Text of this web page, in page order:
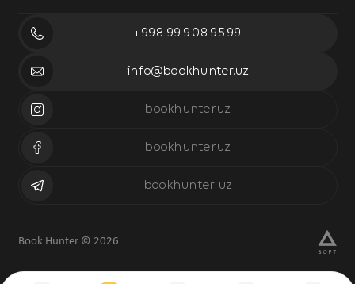
+998 99 908 95 99
info@bookhunter.uz
bookhunter.uz
bookhunter.uz
bookhunter_uz
Book Hunter © 2026